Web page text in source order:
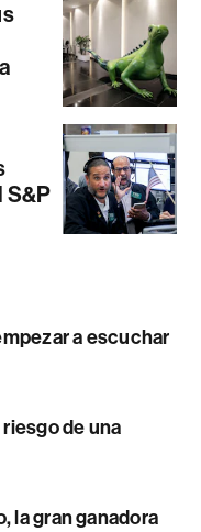
S&P
a escuchar
de una
la gran ganadora